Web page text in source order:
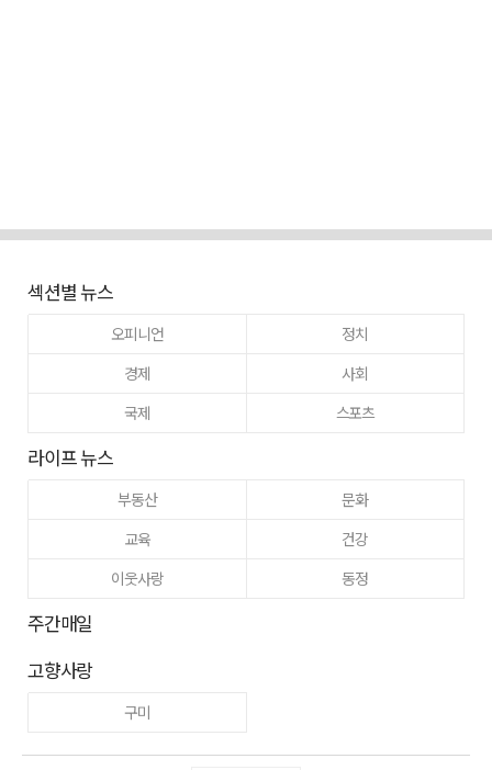
섹션별 뉴스
오피니언
정치
경제
사회
국제
스포츠
라이프 뉴스
부동산
문화
교육
건강
이웃사랑
동정
주간매일
고향사랑
구미